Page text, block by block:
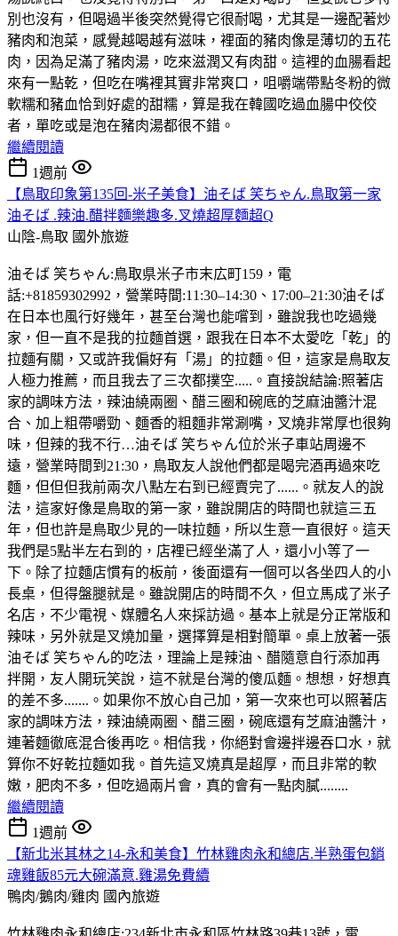
別也沒有，但喝過半後突然覺得它很耐喝，尤其是一邊配著炒
豬肉和泡菜，感覺越喝越有滋味，裡面的豬肉像是薄切的五花
肉，因為足滿了豬肉湯，吃來滋潤又有肉甜。這裡的血腸看起
來有一點乾，但吃在嘴裡其實非常爽口，咀嚼端帶點冬粉的微
軟糯和豬血恰到好處的甜糯，算是我在韓國吃過血腸中佼佼
者，單吃或是泡在豬肉湯都很不錯。
繼續閱讀
1週前
【鳥取印象第135回-米子美食】油そば 笑ちゃん.鳥取第一家
油そば .辣油.醋拌麵樂趣多.叉燒超厚麵超Q
山陰-鳥取 國外旅遊
油そば 笑ちゃん:鳥取県米子市末広町159，電
話:+81859302992，營業時間:11:30–14:30、17:00–21:30油そば
在日本也風行好幾年，甚至台灣也能嚐到，雖說我也吃過幾
家，但一直不是我的拉麵首選，跟我在日本不太愛吃「乾」的
拉麵有關，又或許我偏好有「湯」的拉麵。但，這家是鳥取友
人極力推薦，而且我去了三次都撲空.....。直接說結論:照著店
家的調味方法，辣油繞兩圈、醋三圈和碗底的芝麻油醬汁混
合、加上粗帶嚼勁、麵香的粗麵非常涮嘴，叉燒非常厚也很夠
味，但辣的我不行…油そば 笑ちゃん位於米子車站周邊不
遠，營業時間到21:30，鳥取友人說他們都是喝完酒再過來吃
麵，但但但我前兩次八點左右到已經賣完了......。就友人的說
法，這家好像是鳥取的第一家，雖說開店的時間也就這三五
年，但也許是鳥取少見的一味拉麵，所以生意一直很好。這天
我們是5點半左右到的，店裡已經坐滿了人，還小小等了一
下。除了拉麵店慣有的板前，後面還有一個可以各坐四人的小
長桌，但得盤腿就是。雖說開店的時間不久，但立馬成了米子
名店，不少電視、媒體名人來採訪過。基本上就是分正常版和
辣味，另外就是叉燒加量，選擇算是相對簡單。桌上放著一張
油そば 笑ちゃん的吃法，理論上是辣油、醋隨意自行添加再
拌開，友人開玩笑說，這不就是台灣的傻瓜麵。想想，好想真
的差不多.......。如果你不放心自己加，第一次來也可以照著店
家的調味方法，辣油繞兩圈、醋三圈，碗底還有芝麻油醬汁，
連著麵徹底混合後再吃。相信我，你絕對會邊拌邊吞口水，就
算你不好乾拉麵如我。首先這叉燒真是超厚，而且非常的軟
嫩，肥肉不多，但吃過兩片會，真的會有一點肉膩........
繼續閱讀
1週前
【新北米其林之14-永和美食】竹林雞肉永和總店.半熟蛋包銷
魂雞飯85元大碗滿意.雞湯免費續
鴨肉/鵝肉/雞肉 國內旅遊